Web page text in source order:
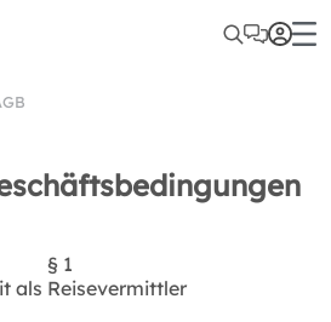
AGB
§ 1
als Reisevermittler